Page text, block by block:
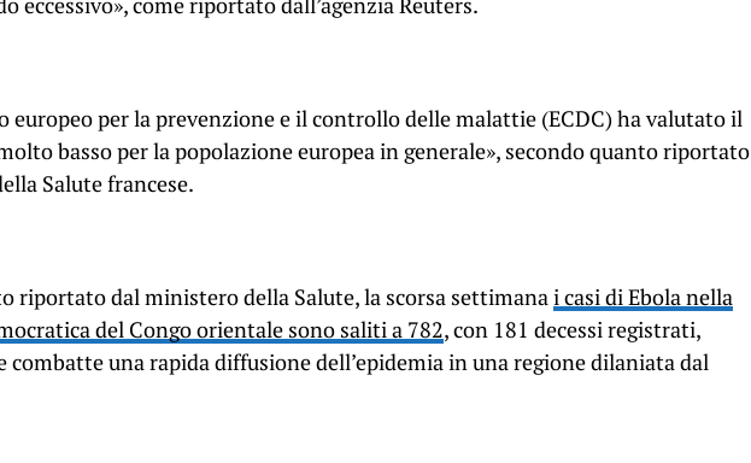
eccessivo», come riportato dall’agenzia Reuters.
europeo per la prevenzione e il controllo delle malattie (ECDC) ha valutato il
basso per la popolazione europea in generale», secondo quanto riportato
Salute francese.
riportato dal ministero della Salute, la scorsa settimanai casi di Ebola nella
del Congo orientale sono saliti a 782, con 181 decessi registrati,
combatte una rapida diffusione dell’epidemia in una regione dilaniata dal